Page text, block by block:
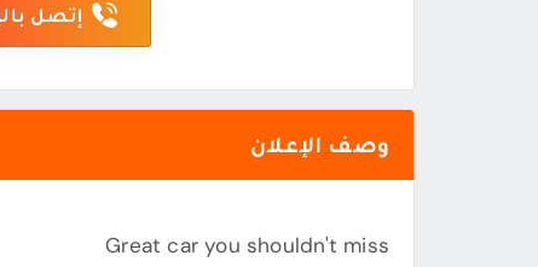
إتصل
وصف الإعلان
Great car you shouldn't miss